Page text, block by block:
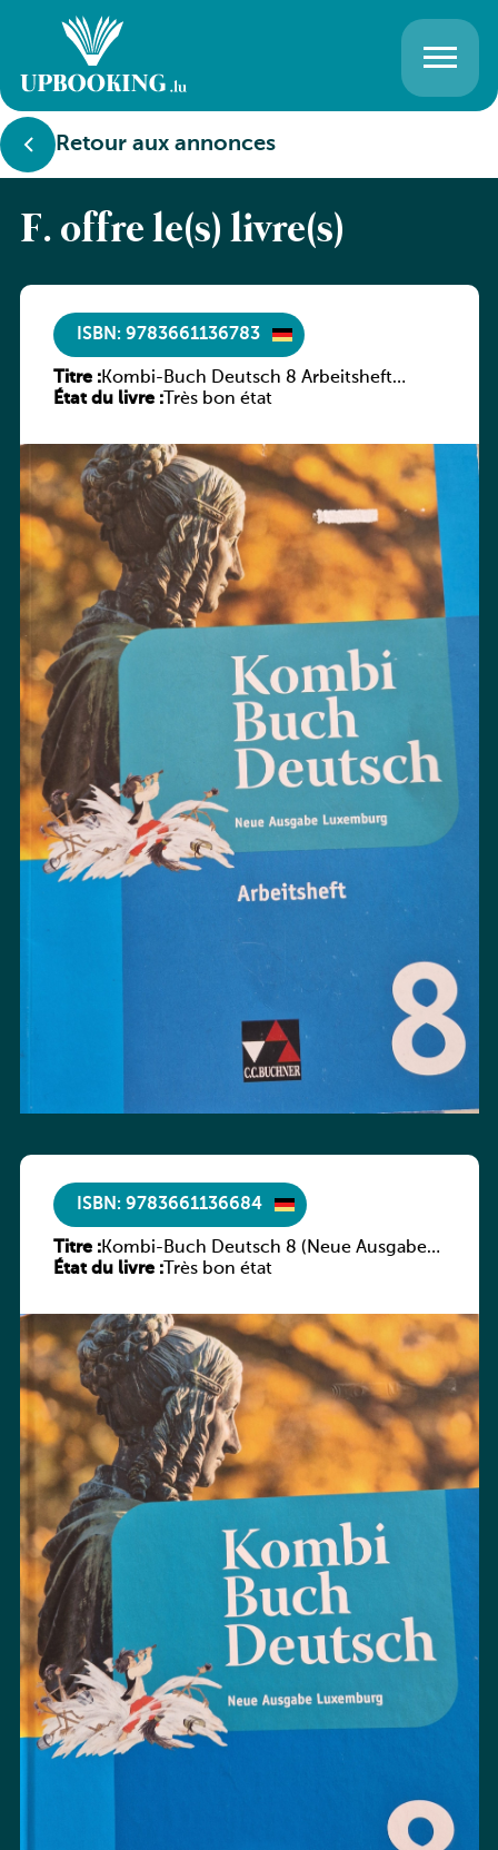
Retour aux annonces
F. offre le(s) livre(s)
ISBN: 9783661136783
Titre :Kombi-Buch Deutsch 8 Arbeitsheft
(Neue Ausgabe Luxemburg)
État du livre :Très bon état
ISBN: 9783661136684
Titre :Kombi-Buch Deutsch 8 (Neue Ausgabe
Luxemburg)
État du livre :Très bon état